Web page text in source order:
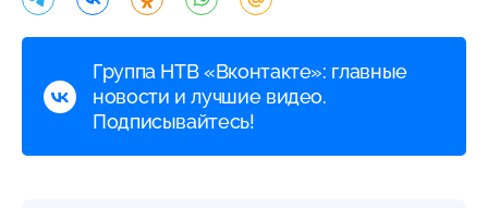
Группа НТВ «Вконтакте»: главные
новости и лучшие видео.
Подписывайтесь!